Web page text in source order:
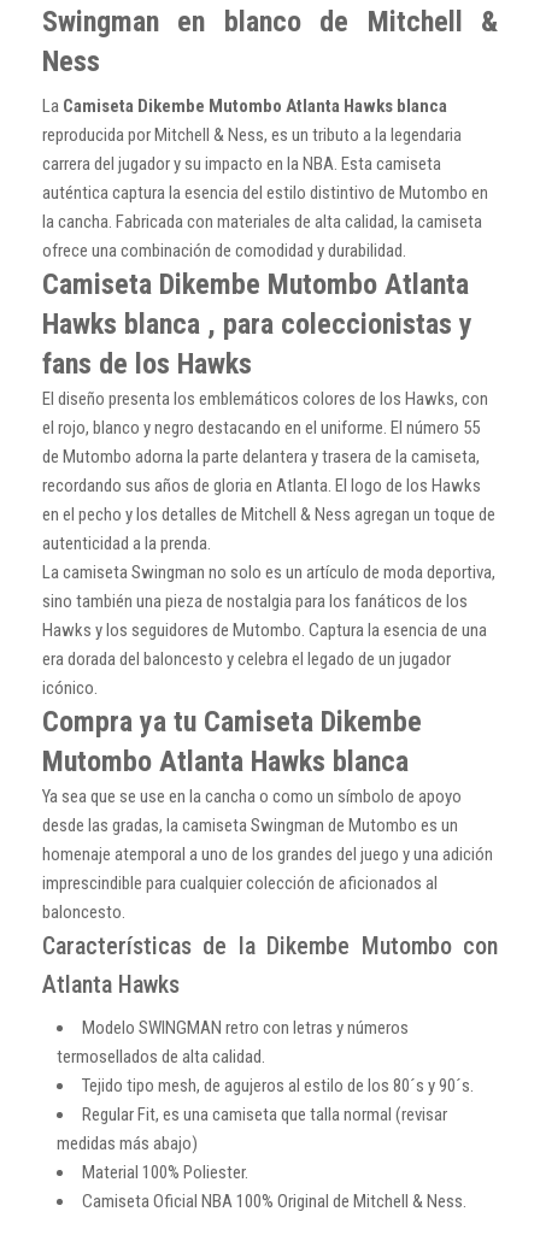
Swingman en blanco de Mitchell &
Ness
La Camiseta Dikembe Mutombo Atlanta Hawks blanca
reproducida por Mitchell & Ness, es un tributo a la legendaria
carrera del jugador y su impacto en la NBA. Esta camiseta
auténtica captura la esencia del estilo distintivo de Mutombo en
la cancha. Fabricada con materiales de alta calidad, la camiseta
ofrece una combinación de comodidad y durabilidad.
Camiseta Dikembe Mutombo Atlanta
Hawks blanca , para coleccionistas y
fans de los Hawks
El diseño presenta los emblemáticos colores de los Hawks, con
el rojo, blanco y negro destacando en el uniforme. El número 55
de Mutombo adorna la parte delantera y trasera de la camiseta,
recordando sus años de gloria en Atlanta. El logo de los Hawks
en el pecho y los detalles de Mitchell & Ness agregan un toque de
autenticidad a la prenda.
La camiseta Swingman no solo es un artículo de moda deportiva,
sino también una pieza de nostalgia para los fanáticos de los
Hawks y los seguidores de Mutombo. Captura la esencia de una
era dorada del baloncesto y celebra el legado de un jugador
icónico.
Compra ya tu Camiseta Dikembe
Mutombo Atlanta Hawks blanca
Ya sea que se use en la cancha o como un símbolo de apoyo
desde las gradas, la camiseta Swingman de Mutombo es un
homenaje atemporal a uno de los grandes del juego y una adición
imprescindible para cualquier colección de aficionados al
baloncesto.
Características de la Dikembe Mutombo con
Atlanta Hawks
Modelo SWINGMAN retro con letras y números
termosellados de alta calidad.
Tejido tipo mesh, de agujeros al estilo de los 80´s y 90´s.
Regular Fit, es una camiseta que talla normal (revisar
medidas más abajo)
Material 100% Poliester.
Camiseta Oficial NBA 100% Original de Mitchell & Ness.